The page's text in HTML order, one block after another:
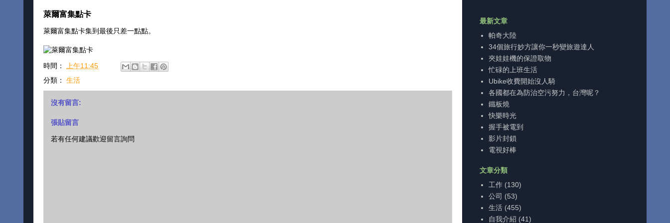
萊爾富集點卡
萊爾富集點卡集到最後只差一點點。
時間： 上午11:45
分類： 生活
沒有留言:
張貼留言
若有任何建議歡迎留言詢問
最新文章
帕奇大陸
34個旅行妙方讓你一秒變旅遊達人
夾娃娃機的保證取物
忙碌的上班生活
Ubike收費開始沒人騎
各國都在為防治空污努力，台灣呢？
鐵板燒
快樂時光
握手被電到
影片封鎖
電視好棒
文章分類
工作 (130)
公司 (53)
生活 (455)
自我介紹 (41)